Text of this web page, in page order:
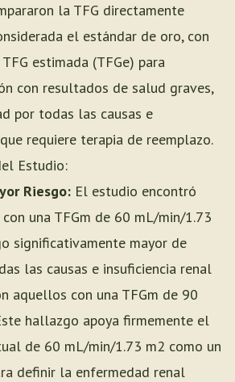
la TFG directamente
el estándar de oro, con
estimada (TFGe) para
con resultados de salud graves,
por todas las causas e
requiere terapia de reemplazo.
Estudio:
Riesgo: El estudio encontró
una TFGm de 60 mL/min/1.73
significativamente mayor de
las causas e insuficiencia renal
aquellos con una TFGm de 90
hallazgo apoya firmemente el
de 60 mL/min/1.73 m2 como un
definir la enfermedad renal